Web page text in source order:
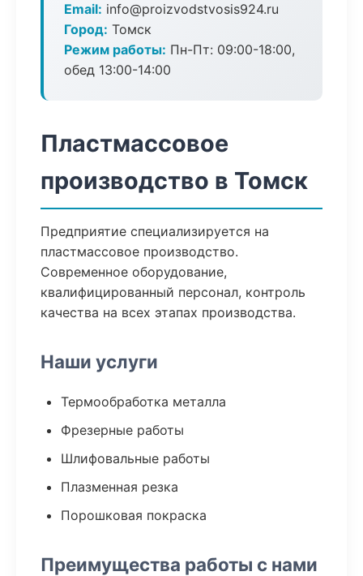
Email: info@proizvodstvosis924.ru
Город: Томск
Режим работы: Пн-Пт: 09:00-18:00,
обед 13:00-14:00
Пластмассовое
производство в Томск
Предприятие специализируется на
пластмассовое производство.
Современное оборудование,
квалифицированный персонал, контроль
качества на всех этапах производства.
Наши услуги
Термообработка металла
Фрезерные работы
Шлифовальные работы
Плазменная резка
Порошковая покраска
Преимущества работы с нами